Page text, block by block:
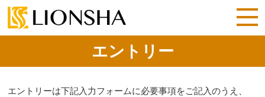
エントリー
エントリーは下記入力フォームに必要事項をご記入のうえ、